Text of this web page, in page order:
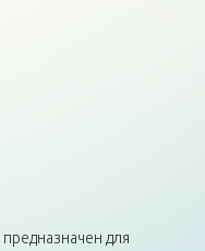
предназначен для